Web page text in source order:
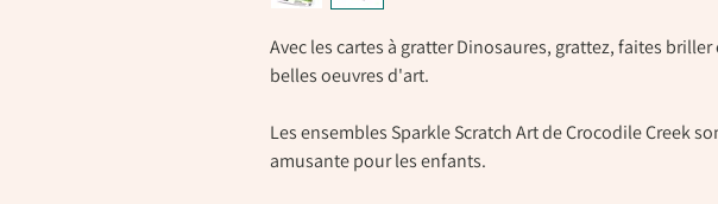
Avec les cartes à gratter Dinosaures, grattez, faites briller
belles oeuvres d'art.
Les ensembles Sparkle Scratch Art de Crocodile Creek
amusante pour les enfants.